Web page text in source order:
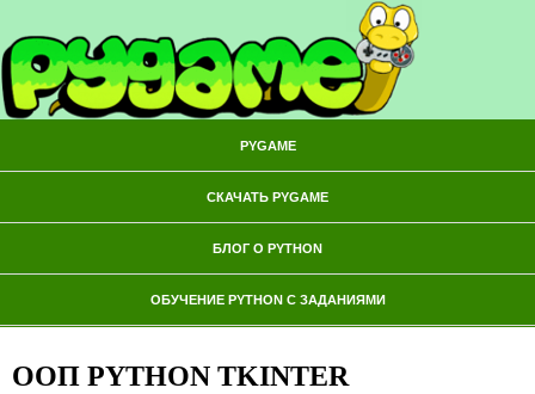
PYGAME
СКАЧАТЬ PYGAME
БЛОГ О PYTHON
ОБУЧЕНИЕ PYTHON С ЗАДАНИЯМИ
ООП PYTHON TKINTER